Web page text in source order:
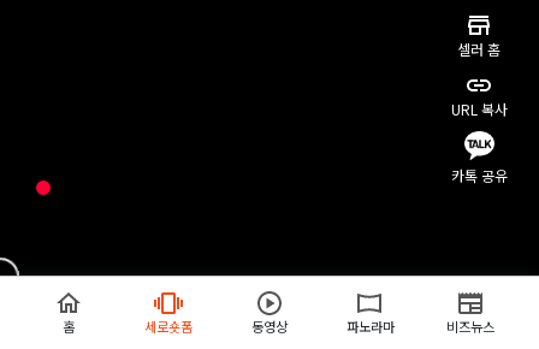
셀러 홈
URL 복사
카톡 공유
홈 세로숏폼 동영상 파노라마 비즈뉴스